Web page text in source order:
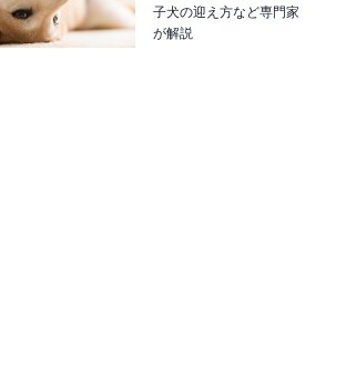
子犬の迎え方など専門家
が解説